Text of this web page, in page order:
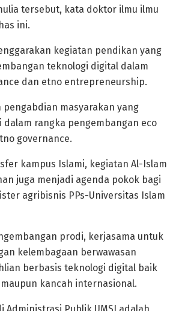
tersebut, kata doktor ilmu ilmu
ini.
kegiatan pendikan yang
teknologi digital dalam
dan etno entrepreneurship.
pengabdian masyarakan yang
dalam rangka pengembangan eco
governance.
kampus Islami, kegiatan Al-Islam
juga menjadi agenda pokok bagi
agribisnis PPs-Universitas Islam
prodi, kerjasama untuk
kelembagaan berwawasan
berbasis teknologi digital baik
kancah internasional.